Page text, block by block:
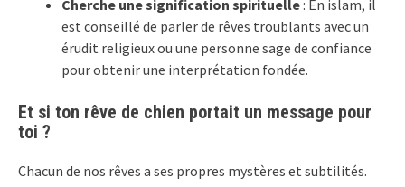
Cherche une signification spirituelle: En islam, il
est conseillé de parler de rêves troublants avec un
érudit religieux ou une personne sage de confiance
pour obtenir une interprétation fondée.
Et si ton rêve de chien portait un message pour
toi ?
Chacun de nos rêves a ses propres mystères et subtilités.